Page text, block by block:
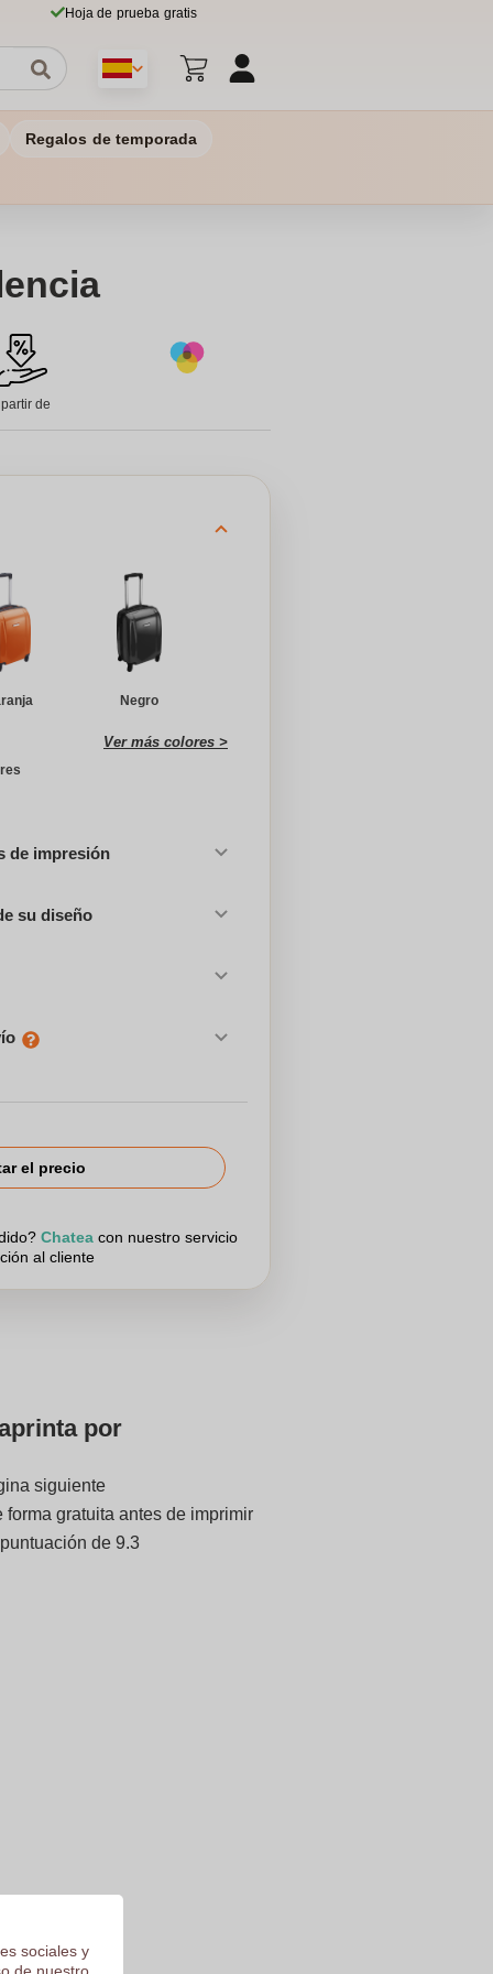
Hoja de prueba gratis
Regalos de temporada
de
Negro
Ver más colores >
de impresión
su diseño
el precio
Chatea con nuestro servicio
al cliente
por
siguiente
gratuita antes de imprimir
de 9.3
sociales y
de nuestro